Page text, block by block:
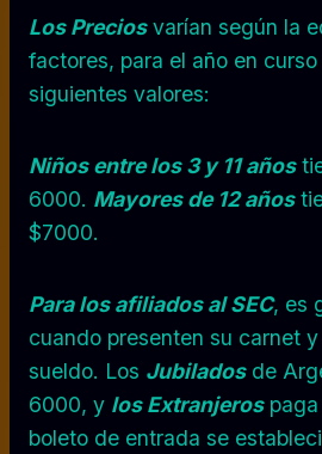
Los Preciosvarían según la
factores, para el año en
siguientes valores:
Niños entre los 3 y 11 años
6000. Mayores de 12 años
$7000.
Para los afiliados al SEC, es
cuando presenten su carnet
sueldo. Los Jubiladosde
6000, y los Extranjerospaga
boleto de entrada se